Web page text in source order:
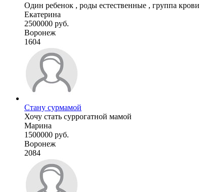
Один ребенок , роды естественные , группа
Екатерина
2500000 руб.
Воронеж
1604
Стану сурмамой
Хочу стать суррогатной мамой
Марина
1500000 руб.
Воронеж
2084